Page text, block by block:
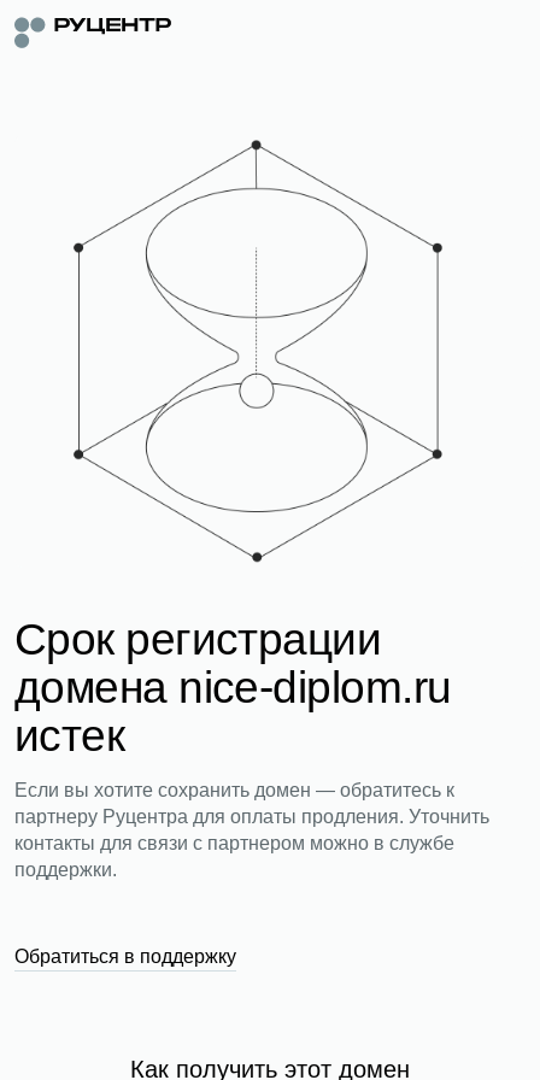
Срок регистрации
домена nice-diplom.ru
истек
Если вы хотите сохранить домен — обратитесь к
партнеру Руцентра для оплаты продления. Уточнить
контакты для связи с партнером можно в службе
поддержки.
Обратиться в поддержку
Как получить этот домен